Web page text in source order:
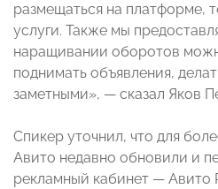
размещаться на платформе,
услуги. Также мы
наращивании оборотов
поднимать объявления,
заметными», — сказал Яков
Спикер уточнил, что для
Авито недавно обновили и
рекламный кабинет — Авито